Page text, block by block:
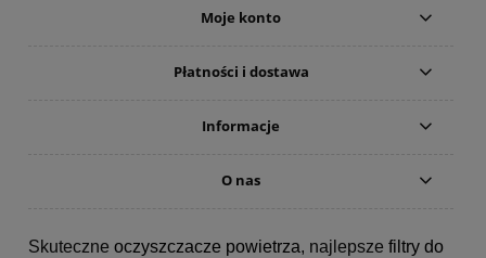
Moje konto
Płatności i dostawa
Informacje
O nas
Skuteczne oczyszczacze powietrza, najlepsze filtry do